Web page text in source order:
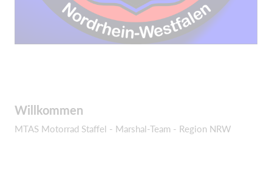
Willkommen
MTAS Motorrad Staffel - Marshal-Team - Region NRW